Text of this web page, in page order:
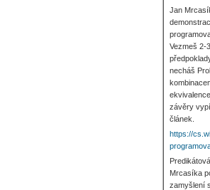
Jan
Vezmeš 2-
necháš
závěry
článek.
https://
Mrcasíka
zamyšlení